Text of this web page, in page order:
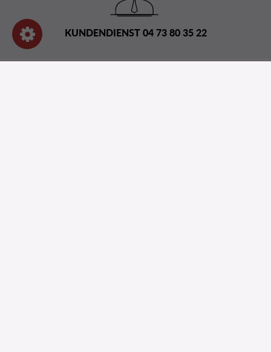
KUNDENDIENST 04 73 80 35 22